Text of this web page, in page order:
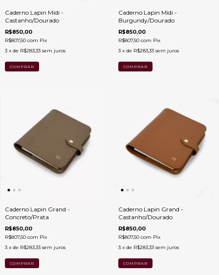
Caderno Lapin Midi -
Castanho/Dourado
R$850,00
R$807,50 com Pix
3 x de R$283,33 sem juros
Caderno Lapin Midi -
Burgundy/Dourado
R$850,00
R$807,50 com Pix
3 x de R$283,33 sem juros
Caderno Lapin Grand -
Concreto/Prata
R$850,00
R$807,50 com Pix
3 x de R$283,33 sem juros
Caderno Lapin Grand -
Castanho/Dourado
R$850,00
R$807,50 com Pix
3 x de R$283,33 sem juros